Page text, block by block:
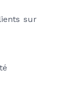
sur